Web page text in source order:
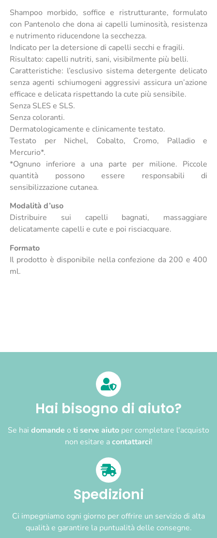
Shampoo morbido, soffice e ristrutturante, formulato
con Pantenolo che dona ai capelli luminosità, resistenza
e nutrimento riducendone la secchezza.
Indicato per la detersione di capelli secchi e fragili.
Risultato: capelli nutriti, sani, visibilmente più belli.
Caratteristiche: l’esclusivo sistema detergente delicato
senza agenti schiumogeni aggressivi assicura un’azione
efficace e delicata rispettando la cute più sensibile.
Senza SLES e SLS.
Senza coloranti.
Dermatologicamente e clinicamente testato.
Testato per Nichel, Cobalto, Cromo, Palladio e
Mercurio*.
*Ognuno inferiore a una parte per milione. Piccole
quantità possono essere responsabili di
sensibilizzazione cutanea.
Modalità d’uso
Distribuire sui capelli bagnati, massaggiare
delicatamente capelli e cute e poi risciacquare.
Formato
Il prodotto è disponibile nella confezione da 200 e 400
ml.
Hai bisogno di aiuto?
Se hai domande o ti serve aiuto per completare l'acquisto
non esitare acontattarci!
Spedizioni
Ci impegniamo ogni giorno per offrire un servizio di alta
qualità e garantire la puntualità delle consegne.